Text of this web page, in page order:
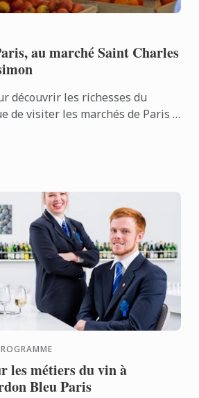
au marché Saint Charles
découvrir les richesses du
de visiter les marchés de Paris ?
les métiers du vin à
Bleu Paris